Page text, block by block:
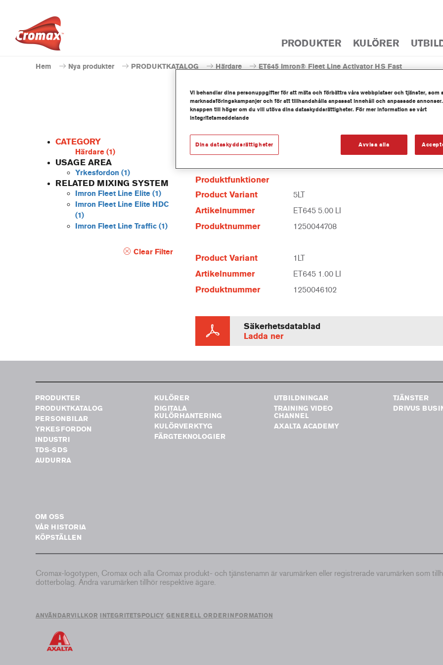
PRODUKTER KULÖRER
Hem Nya produkter PRODUKTKATALOG Härdare ET645 Imron® Fleet Line Activator HS Fast
CATEGORY
Härdare (1)
USAGE AREA
Yrkesfordon (1)
RELATED MIXING SYSTEM
Imron Fleet Line Elite (1)
Imron Fleet Line Elite HDC
(1)
Imron Fleet Line Traffic (1)
Clear Filter
ET645 Imron® Fleet Line
Produktfunktioner
Product Variant
5LT
Artikelnummer ET645 5.00 LI
Produktnummer 1250044708
Product Variant 1LT
Artikelnummer ET645 1.00 LI
Produktnummer 1250046102
Säkerhetsdatablad
Ladda ner
PRODUKTER
PRODUKTKATALOG
PERSONBILAR
YRKESFORDON
INDUSTRI
TDS-SDS
AUDURRA
KULÖRER
DIGITALA
KULÖRHANTERING
KULÖRVERKTYG
FÄRGTEKNOLOGIER
UTBILDNINGAR
TRAINING VIDEO
CHANNEL
AXALTA ACADEMY
TJÄNSTER
DRIVUS
OM OSS
VÅR HISTORIA
KÖPSTÄLLEN
Cromax-logotypen, Cromax och alla Cromax produkt- och tjänstenamn är varumärken eller registrerade varumärken som
dotterbolag. Andra varumärken tillhör respektive ägare.
ANVÄNDARVILLKOR INTEGRITETSPOLICY GENERELL ORDERINFORMATION
Vi behandlar dina personuppgifter för att mäta och förbättra våra webbplatser och tjänster, som
marknadsföringskampanjer och för att tillhandahålla anpassat innehåll och anpassade
knappen till höger om du vill utöva dina dataskyddsrättigheter. För mer information se vårt
integritetsmeddelande
Avvisa alla
Dina dataskyddsrättigheter